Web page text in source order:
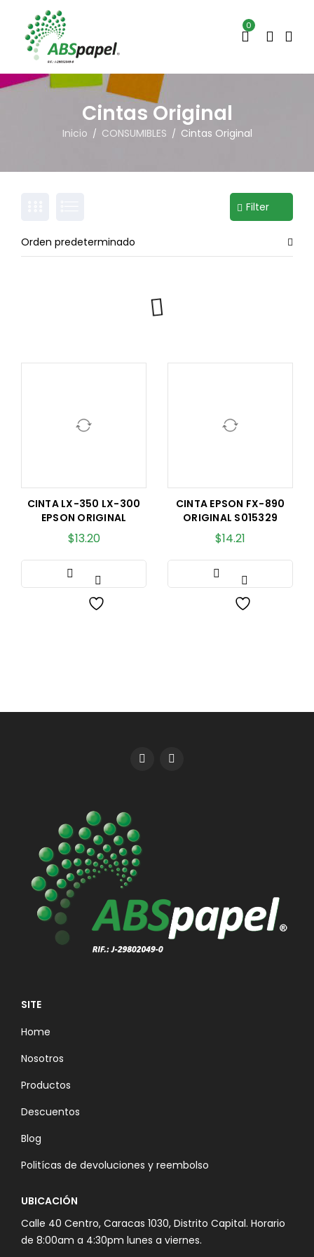
0
Cintas Original
Inicio / CONSUMIBLES / Cintas Original
Filter
Orden predeterminado
CINTA LX-350 LX-300
EPSON ORIGINAL
$13.20
CINTA EPSON FX-890
ORIGINAL S015329
$14.21
SITE
Home
Nosotros
Productos
Descuentos
Blog
Politícas de devoluciones y reembolso
UBICACIÓN
Calle 40 Centro, Caracas 1030, Distrito Capital. Horario
de 8:00am a 4:30pm lunes a viernes.